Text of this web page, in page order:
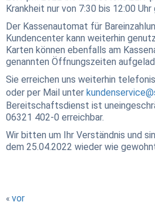
Krankheit nur von 7:30 bis 12:00
Der Kassenautomat für
Kundencenter kann weiterhin
Karten können ebenfalls am
genannten Öffnungszeiten
Sie erreichen uns weiterhin
oder per Mail unter
Bereitschaftsdienst ist
06321 402-0 erreichbar.
Wir bitten um Ihr Verständnis und
dem 25.04.2022 wieder wie
« vor